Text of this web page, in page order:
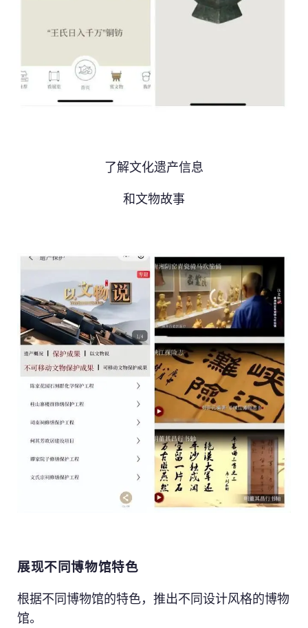
了解文化遗产信息
和文物故事
展现不同博物馆特色
根据不同博物馆的特色，推出不同设计风格的博物
馆。